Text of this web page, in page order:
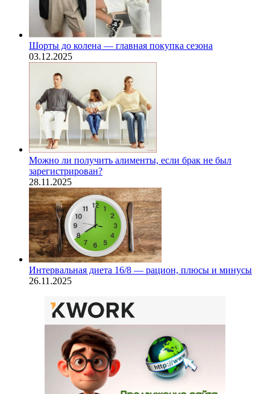
Шорты до колена — главная покупка сезона
03.12.2025
Можно ли получить алименты, если брак не был
зарегистрирован?
28.11.2025
Интервальная диета 16/8 — рацион, плюсы и минусы
26.11.2025